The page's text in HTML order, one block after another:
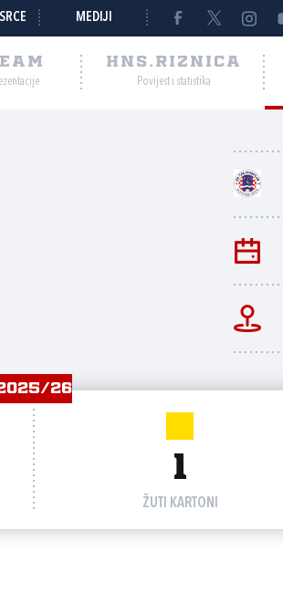
MEDIJI
HNS.RIZNICA
Povijest i statistika
26
1
ŽUTI KARTONI